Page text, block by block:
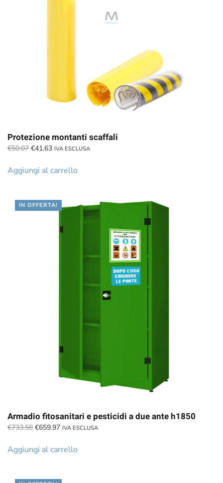
Protezione montanti scaffali
€50.07 Il
originale
€41.63Il
attuale
IVA ESCLUSA
Aggiungi al carrello
IN OFFERTA!
Armadio fitosanitari e pesticidi a due ante h1850
€733.58 Il
originale
€659.97Il
attuale
IVA ESCLUSA
Aggiungi al carrello